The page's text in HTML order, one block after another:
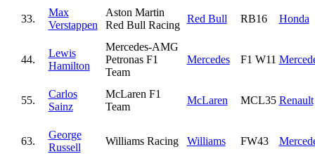
33.
Max
Verstappen
Aston Martin
Red Bull Racing
Red Bull RB16 Honda
44.
Lewis
Hamilton
Mercedes-AMG
Petronas F1
Team
Mercedes F1 W11
55.
Carlos
Sainz
McLaren F1
Team
McLaren MCL35 Renault
63.
George
Russell
Williams Racing Williams FW43